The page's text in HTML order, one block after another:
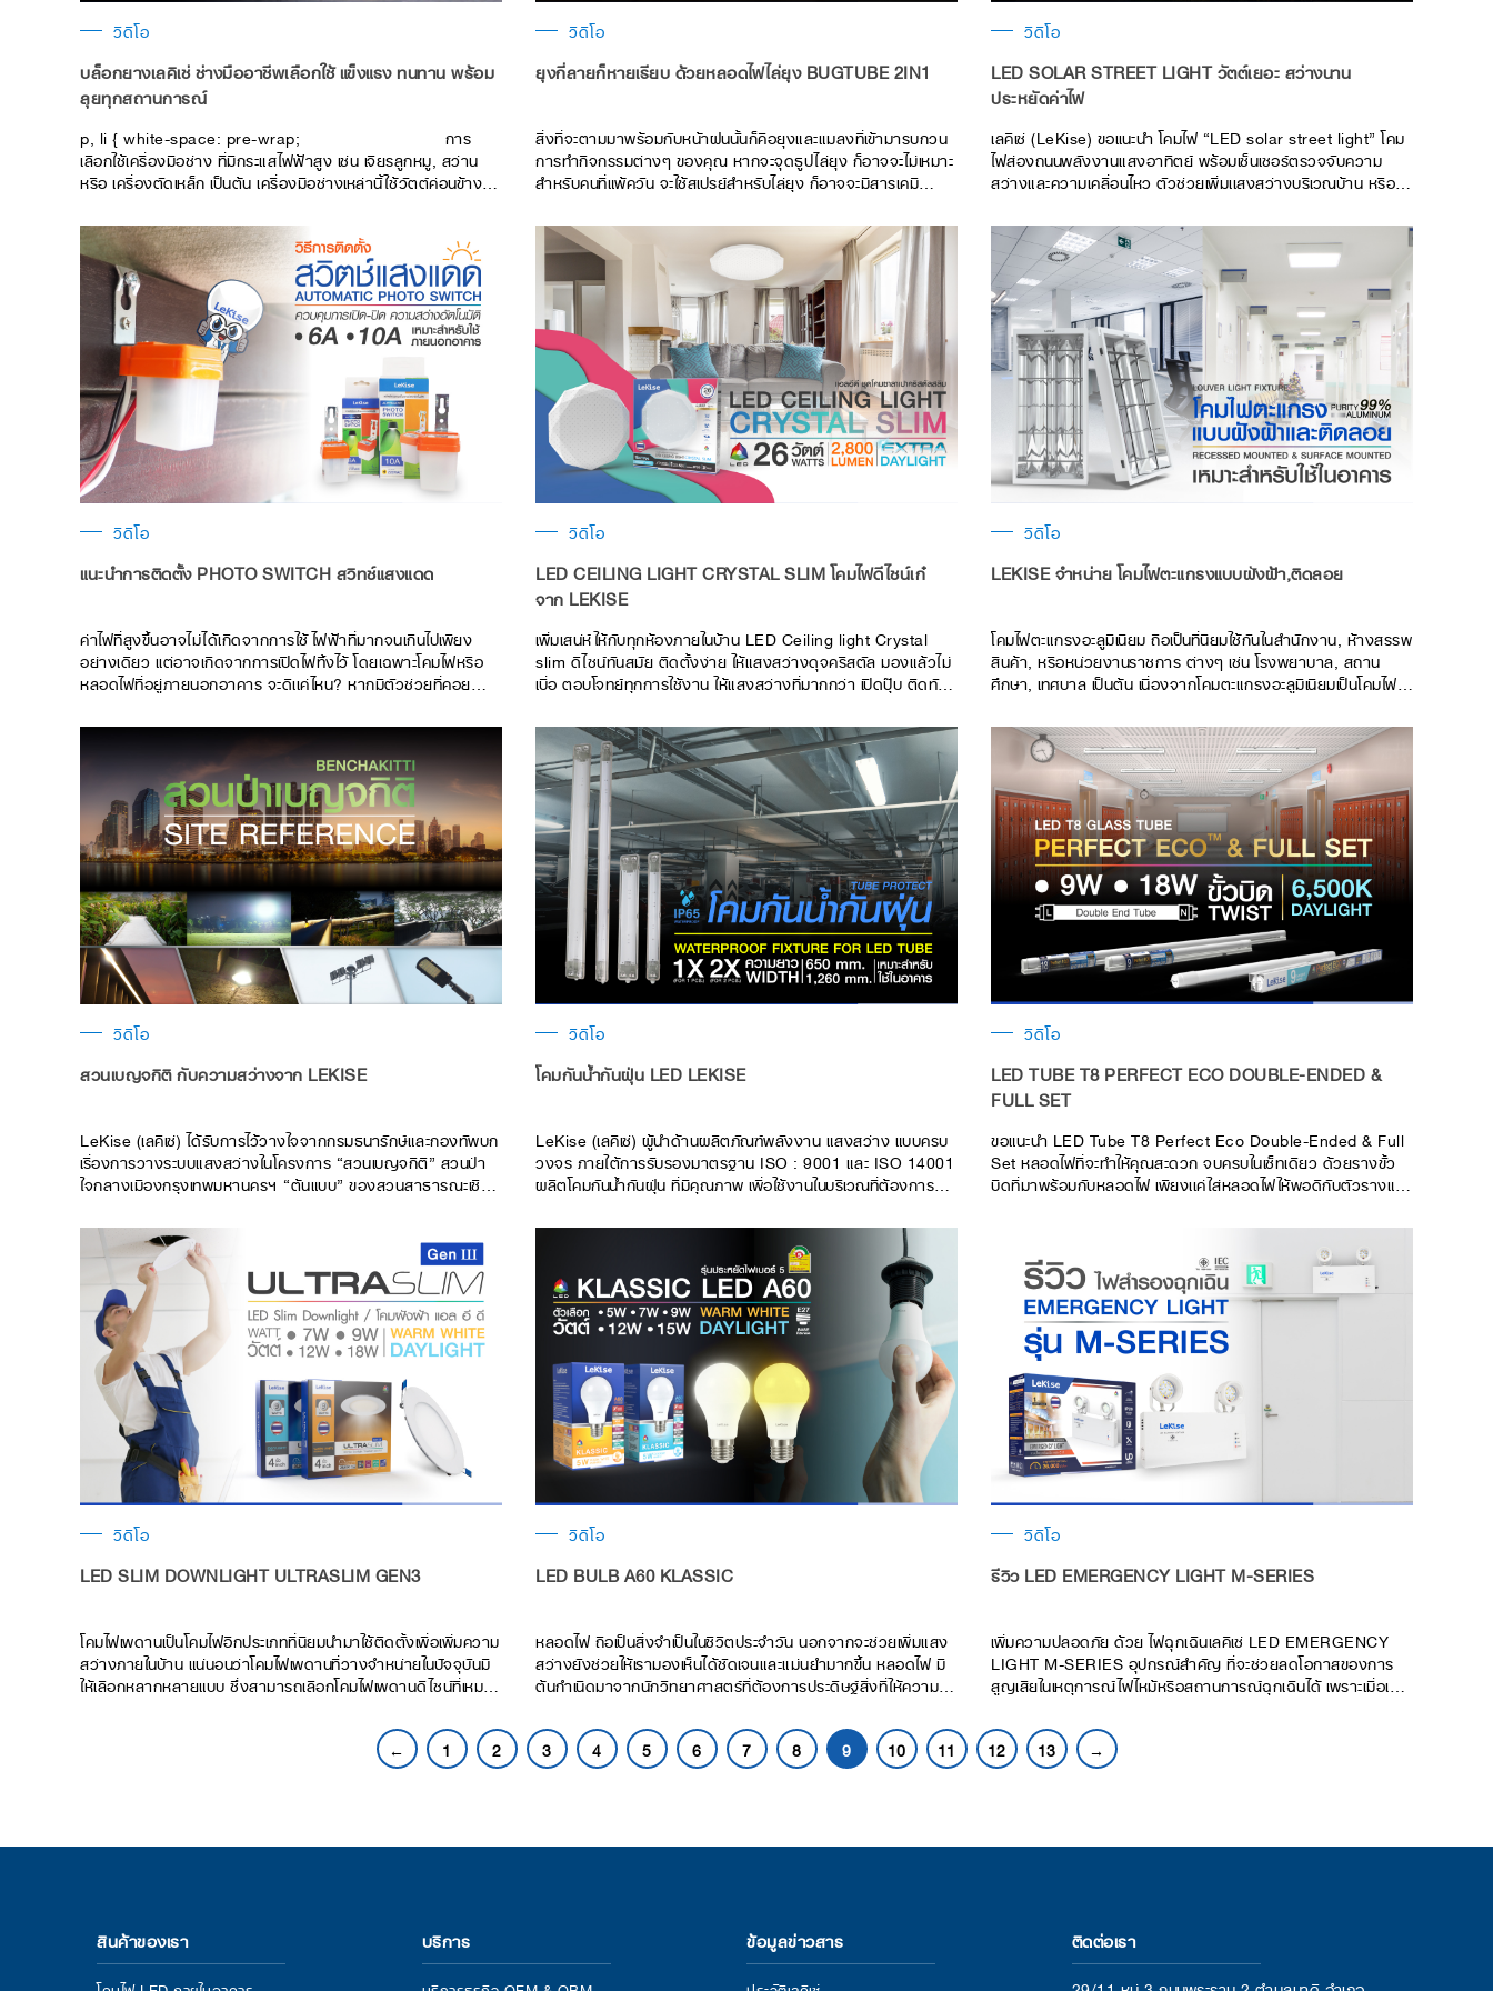
วิดีโอ
บล็อกยางเลคิเซ่ ช่างมืออาชีพเลือกใช้ แข็งแรง ทนทาน พร้อม
ลุยทุกสถานการณ์
p, li { white-space: pre-wrap; การ
เลือกใช้เครื่องมือช่าง ที่มีกระแสไฟฟ้าสูง เช่น เจียรลูกหมู, สว่าน
หรือ เครื่องตัดเหล็ก เป็นต้น เครื่องมือช่างเหล่านี้ใช้วัตต์ค่อนข้างสูง
ทำให้เกิดความร้อนสะสมจนเป็นที่มาของการเกิดอัคคีภัย ฉะนั้นการ
เลือกใช้งานปลั๊กไฟหรือบล็อกยางให้เหมาะสมกับการใช้งาน ก็
สามารถช่วยลดความเสี่ยงตรงนี้ได้ บล็อกยางพร้อมเต้ารับกราวด์
คู่ อุปกรณ์ต่อพ่วงที่มีความแข็งแรง ทนทาน ไม่แตกหักง่าย แม้จะ
ตกจากที่สูง เพราะมียางหุ้มรองรับเพื่อทนต่อแรงกระแทกได้ดี มีแค
ลมพ์รัดสายไฟที่ทนต่อแรงกระชาก ตอบโจทย์การทำงานของช่าง
มืออาชีพเป็นอย่างดี มีจำหน่ายทั้งบล็อกยางพร้อมเต้ารับกราวด์คู่
และบล็อกยางพร้อมสายไฟความยาวตั้งแต่ 3, 5 และ 10 เมตร ได้
รับมาตรฐาน มอก. 2432-2555
วิดีโอ
ยุงกี่ลายก็หายเรียบ ด้วยหลอดไฟไล่ยุง BUGTUBE 2IN1
สิ่งที่จะตามมาพร้อมกับหน้าฝนนั้นก็คือยุงและแมลงที่เข้ามารบกวน
การทำกิจกรรมต่างๆ ของคุณ หากจะจุดธูปไล่ยุง ก็อาจจะไม่เหมาะ
สำหรับคนที่แพ้ควัน จะใช้สเปรย์สำหรับไล่ยุง ก็อาจจะมีสารเคมี
การทำกิจกรรม จะเปลี่ยนมาใช้ไม้ตียุงก็อาจจะเกิดอันตรายต่อเด็กๆ
เลคิเซ่ ​ขอแนะนำนวัตกรรมใหม่ของการไล่ยุง ไม่ต้องตบ ไม่ต้องตี
สะดวก ปลอดภัยเพราะใช้ “หลอดไฟ LED T8 BUGTUBE -
2in1”
วิดีโอ
LED SOLAR STREET LIGHT วัตต์เยอะ สว่างนาน
ประหยัดค่าไฟ
เลคิเซ่ (LeKise) ขอเเนะนำ โคมไฟ “LED solar street light” โคม
ไฟส่องถนนพลังงานแสงอาทิตย์ พร้อมเซ็นเซอร์ตรวจจับความ
สว่างและความเคลื่อนไหว ตัวช่วยเพิ่มเเสงสว่างบริเวณบ้าน หรือ
solar street light” ชาร์จไฟจากพลังงานเเสงอาทิตย์ เพื่อปรับ
เปลี่ยนเป็นพลังงานไฟฟ้า ที่สามารถส่องสว่างในยามค่ำคืนแม้ไม่มี
แสงสว่างจากดวงอาทิตย์ ติดตั้งครั้งเดียวคุ้มค่า ทนทาน ใช้งานได้
ยาวนาน ป้องกันน้ำและฝุ่นได้ถึง IP65 ติดตั้งภายนอกได้แบบไม่
ต้องกังวล
วิดีโอ
แนะนำการติดตั้ง PHOTO SWITCH สวิทซ์แสงแดด
ค่าไฟที่สูงขึ้นอาจไม่ได้เกิดจากการใช้ไฟฟ้าที่มากจนเกินไปเพียง
อย่างเดียว เเต่อาจเกิดจากการเปิดไฟทิ้งไว้ โดยเฉพาะโคมไฟหรือ
หลอดไฟที่อยู่ภายนอกอาคาร จะดีเเค่ไหน? หากมีตัวช่วยที่คอย
และเรื่องความปลอดภัยในขณะที่เราไม่อยู่บ้าน เลคิเซ่ขอเเนะนำ
Photo Switch สวิทซ์แสงแดด ควบคุมการเปิด-ปิด ความสว่าง
อัตโนมัติ ตัวช่วยเพิ่มความสะดวกสบายในการใช้ชีวิตประจำวันของ
คุณให้ง่ายยิ่งขึ้น
วิดีโอ
LED CEILING LIGHT CRYSTAL SLIM โคมไฟดีไซน์เก๋
จาก LEKISE
เพิ่มเสน่ห์ให้กับทุกห้องภายในบ้าน LED Ceiling light Crystal
slim ดีไซน์ทันสมัย ติดตั้งง่าย ให้แสงสว่างดุจคริสตัล มองแล้วไม่
เบื่อ ตอบโจทย์ทุกการใช้งาน ให้แสงสว่างที่มากกว่า เปิดปุ๊บ ติดทันที
ออกแบบเฉพาะ ด้วยวัสดุพลาสติกอะครีลิคที่ทนทานมาพร้อม
วิดีโอ
LEKISE จำหน่าย โคมไฟตะแกรงแบบฝังฝ้า,ติดลอย
โคมไฟตะแกรงอะลูมิเนียม ถือเป็นที่นิยมใช้กันในสำนักงาน, ห้างสรรพ
สินค้า, หรือหน่วยงานราชการ ต่างๆ เช่น โรงพยาบาล, สถาน
ศึกษา, เทศบาล เป็นต้น เนื่องจากโคมตะแกรงอะลูมิเนียมเป็นโคมไฟที่
ตะแกรงอะลูมิเนียม ที่นิยมใช้กันโดยทั่วไปจะมีด้วยกัน 2 แบบ คือ 1.
โคมตะแกรงแบบฝังฝ้า จะต้องทำการเจาะฝ้าให้พอดีกับขนาดของ
โคมตะเเกรงเพื่อติดตั้ง ข้อดี คือ ตัวโคมตะเเกรงจะเรียบเนียนไปกับ
ฝ้า ทำให้มองแล้วสบายตา 2. โคมตะแกรงแบบติดลอย คือการเจาะ
รูเเพดานฝ้าเเค่บางจุด เพื่อทำการยึดโคมและฝ้าให้ติดกัน ข้อดี คือ
ไม่ต้องเจาะฝ้าให้เป็นช่องขนาดใหญ่ หากในอนาคตอยากเปลี่ยนไปใช้
โคมไฟประเภทอื่น โคมตะแกรงแต่ละแบบจะมีข้อดีที่แตกต่างกันออกไป
สามารถเลือกใช้ได้ทั้งสองแบบตามความเหมาะสมของการใช้งาน
วิดีโอ
สวนเบญจกิติ กับความสว่างจาก LEKISE
LeKise (เลคิเซ่) ได้รับการไว้วางใจจากกรมธนารักษ์และกองทัพบก
เรื่องการวางระบบแสงสว่างในโครงการ “สวนเบญจกิติ” สวนป่า
ใจกลางเมืองกรุงเทพมหานครฯ “ต้นแบบ” ของสวนสาธารณะเชิง
บริเวณทางเดินรอบสวนเบญจกิติ และบริเวณจุดนั่งพัก ประกอบ
ด้วย
วิดีโอ
โคมกันน้ำกันฝุ่น LED LEKISE
LeKise (เลคิเซ่) ผู้นำด้าน​ผลิตภัณฑ์พลังงาน แสงสว่าง แบบครบ
วงจร ภายใต้การรับรองมาตรฐาน ISO : 9001 และ ISO 14001
ผลิตโคมกันน้ำกันฝุ่น ที่มีคุณภาพ เพื่อใช้งานในบริเวณที่ต้องการทั้ง
ความชื้น ละอองน้ำ ฝุ่น ใช้ในโรงงานอุตสาหกรรม ห้องทดลอง
เป็นต้น คุณสมบัติพิเศษของโคมกันน้ำกันฝุ่น LED LeKise
วิดีโอ
LED TUBE T8 PERFECT ECO DOUBLE-ENDED &
FULL SET
ขอแนะนำ LED Tube T8 Perfect Eco Double-Ended & Full
Set หลอดไฟที่จะทำให้คุณสะดวก จบครบในเซ็ทเดียว ด้วยรางขั้ว
บิดที่มาพร้อมกับหลอดไฟ เพียงเเค่ใส่หลอดไฟให้พอดีกับตัวรางและ
คุณติดตั้งง่าย โดยไม่ต้องใช้บัลลาสต์และสตาร์เตอร์ให้ยุ่งยาก ตัว
หลอดใช้วัสดุแก้วที่แข็งแรง มาพร้อมเทคโนโลยีการระบายความร้อน
ที่เป็นเอกลักษณ์เฉพาะ LED Tube T8 Perfect Eco Double-
Ended & Full Set ของ LeKise เท่านั้น หลอดและรางมีน้ำหนัก
เบา ได้มาตรฐานขั้ว G13 คุณสมบัติไม่ลามไฟ
วิดีโอ
LED SLIM DOWNLIGHT ULTRASLIM GEN3
โคมไฟเพดานเป็นโคมไฟอีกประเภทที่นิยมนำมาใช้ติดตั้งเพื่อเพิ่มความ
สว่างภายในบ้าน แน่นอนว่าโคมไฟเพดานที่วางจำหน่ายในปัจจุบันมี
ให้เลือกหลากหลายแบบ ซึ่งสามารถเลือกโคมไฟเพดานดีไซน์ที่เหมาะ
LED Slim Downlight Ultraslim Gen3 (โคมไฟเพดานฝังฝ้า
แบบกลม) ด้วยดีที่ไซน์เรียบหรู มีความหนาเพียงแค่ 1 ซม. ทำให้ติด
ตั้งแล้วเนียนกลมกลืนไปกับเพดานฝ้า ติดตั้งง่ายไม่ยุ่งยาก
วิดีโอ
LED BULB A60 KLASSIC
หลอดไฟ ถือเป็นสิ่งจำเป็นในชีวิตประจำวัน นอกจากจะช่วยเพิ่มแสง
สว่างยังช่วยให้เรามองเห็นได้ชัดเจนและแม่นยำมากขึ้น หลอดไฟ มี
ต้นกำเนิดมาจากนักวิทยาศาสตร์ที่ต้องการประดิษฐ์สิ่งที่ให้ความ
หลอดไส้ หลังจากนั้นหลอดไส้จึงถูกนำมาใช้อย่างแพร่หลายทั่วโลก
แต่ด้วยข้อจำกัดของหลอดไส้ เรื่องระยะเวลาในการใช้งานที่สั้น และ
หลอดมีความร้อนสูง จึงได้มีการพัฒนาหลอดไฟมาอย่างต่อเนื่อง
1879 มาจนถึงปัจจุบัน กว่าจะมาเป็นหลอด LED ในทุกวันนี้ มี
วิดีโอ
รีวิว LED EMERGENCY LIGHT M-SERIES
เพิ่มความปลอดภัย ด้วย ไฟฉุกเฉินเลคิเซ่ LED EMERGENCY
LIGHT M-SERIES อุปกรณ์สำคัญ ที่จะช่วยลดโอกาสของการ
สูญเสียในเหตุการณ์ไฟไหม้หรือสถานการณ์ฉุกเฉินได้ เพราะเมื่อเกิด
มองเห็นในอาคารแย่ลง จนทำให้เราไม่สามารถมองเห็นทางออกได้
ชัดเจน การมีไฟสำรองฉุกเฉิน LED EMERGENCY LIGHT ติด
ตั้งไว้ ถือเป็นตัวช่วยในการเพิ่มความปลอดภัยกับเหตุการณ์ไฟไหม้ที่
← 1 2 3 4 5 6 7 8 9 10 11 12 13 →
สินค้าของเรา บริการ ข้อมูลข่าวสาร ติดต่อเรา